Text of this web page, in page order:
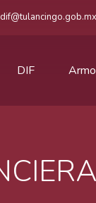
dif@tulancingo.gob.mx
DIF